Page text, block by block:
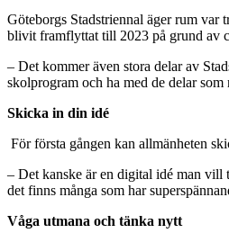
Göteborgs Stadstriennal äger rum var
blivit framflyttat till 2023 på grund av
– Det kommer även stora delar av
skolprogram och ha med de delar
Skicka in din idé
För första gången kan allmänheten
– Det kanske är en digital idé man vill
det finns många som har
Våga utmana och tänka nytt